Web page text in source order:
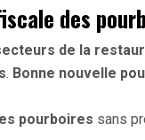
des
de la
. Bonne nouvelle
pourboires sans